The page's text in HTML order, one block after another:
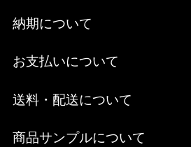
納期について
お支払いについて
送料・配送について
商品サンプルについて